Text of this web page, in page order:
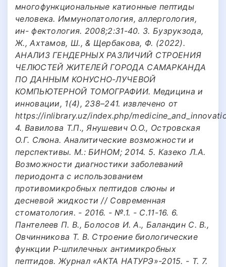
многофункциональные катионные пептиды
человека. Иммунопатология, аллергология,
ин- фектология. 2008;2:31-40. 3. Бузрукзода,
Ж., Ахтамов, Ш., & Щербакова, Ф. (2022).
АНАЛИЗ ГЕНДЕРНЫХ РАЗЛИЧИЙ СТРОЕНИЯ
ЧЕЛЮСТЕЙ ЖИТЕЛЕЙ ГОРОДА САМАРКАНДА
ПО ДАННЫМ КОНУСНО-ЛУЧЕВОЙ
КОМПЬЮТЕРНОЙ ТОМОГРАФИИ. Медицина и
инновации, 1(4), 238–241. извлечено от
https://inlibrary.uz/index.php/
4. Вавилова Т.П., Янушевич О.О., Островская
О.Г. Слюна. Аналитические возможности и
перспективы. М.: БИНОМ; 2014. 5. Казеко Л.А.
Возможности диагностики заболеваний
периодонта с использованием
противомикробных пептидов слюны и
десневой жидкости // Современная
стоматология. - 2016. - №.1. - С.11-16. 6.
Пантелеев П. В., Болосов И. А., Баландин С. В.,
Овчинникова Т. В. Строение биологические
функции Р-шпилечных антимикробных
пептидов. Журнал «АКТА НАТУРЭ»-2015. - Т. 7.